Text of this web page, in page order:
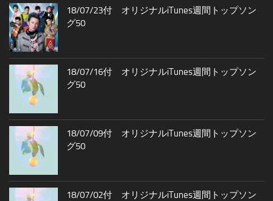
18/07/23付 オリジナルiTunes週間トップソン
グ50
18/07/16付 オリジナルiTunes週間トップソン
グ50
18/07/09付 オリジナルiTunes週間トップソン
グ50
18/07/02付 オリジナルiTunes週間トップソン